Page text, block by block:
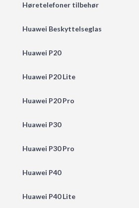
Høretelefoner tilbehør
Huawei Beskyttelseglas
Huawei P20
Huawei P20 Lite
Huawei P20 Pro
Huawei P30
Huawei P30 Pro
Huawei P40
Huawei P40 Lite